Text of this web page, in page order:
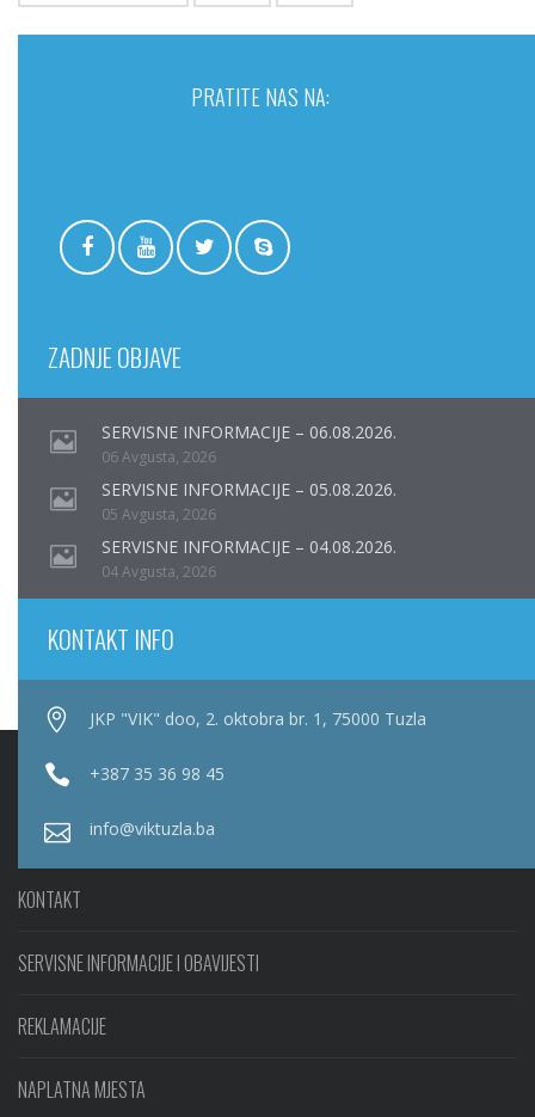
PRATITE NAS NA:
ZADNJE OBJAVE
SERVISNE INFORMACIJE – 06.08.2026.
06 Avgusta, 2026
SERVISNE INFORMACIJE – 05.08.2026.
05 Avgusta, 2026
SERVISNE INFORMACIJE – 04.08.2026.
04 Avgusta, 2026
KONTAKT INFO
JKP "VIK" doo, 2. oktobra br. 1, 75000 Tuzla
+387 35 36 98 45
info@viktuzla.ba
KONTAKT
SERVISNE INFORMACIJE I OBAVIJESTI
REKLAMACIJE
NAPLATNA MJESTA